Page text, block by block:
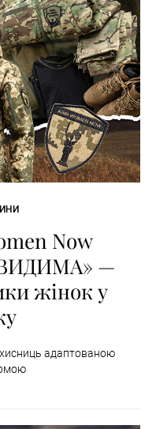
Now
—
жінок у
адаптованою